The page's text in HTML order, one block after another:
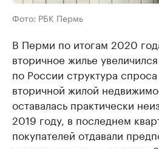
Фото: РБК Пермь
В Перми по итогам 2020
вторичное жилье
по России структура
вторичной жилой
оставалась практически
2019 году, в последнем
покупателей отдавали